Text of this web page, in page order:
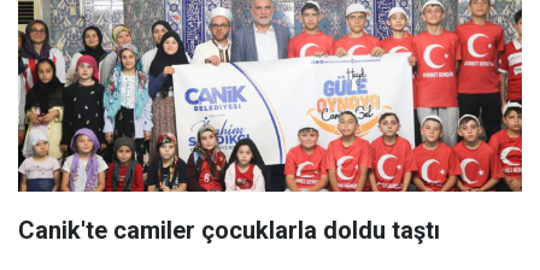
Canik'te camiler çocuklarla doldu taştı